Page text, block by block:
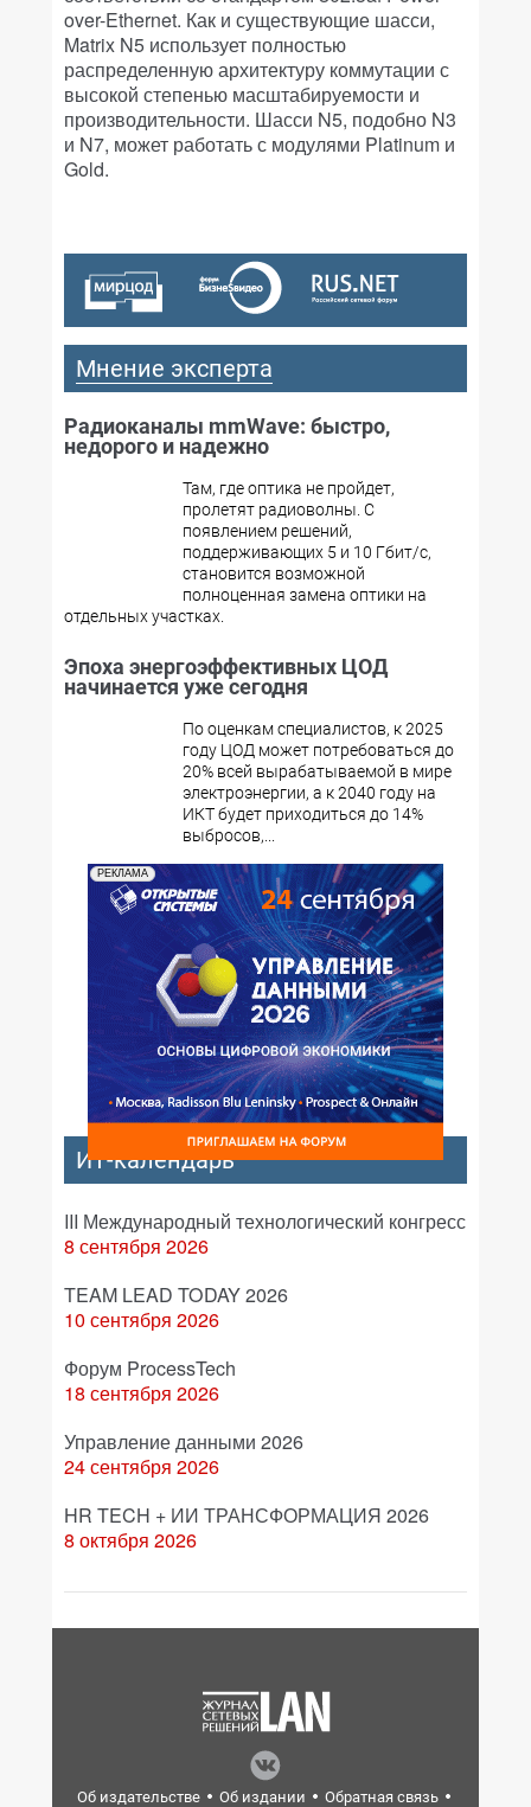
over-Ethernet. Как и существующие шасси,
Matrix N5 использует полностью
распределенную архитектуру коммутации с
высокой степенью масштабируемости и
производительности. Шасси N5, подобно N3
и N7, может работать с модулями Platinum и
Gold.
Мнение эксперта
Радиоканалы mmWave: быстро,
недорого и надежно
Там, где оптика не пройдет,
пролетят радиоволны. С
появлением решений,
поддерживающих 5 и 10 Гбит/с,
становится возможной
полноценная замена оптики на
отдельных участках.
Эпоха энергоэффективных ЦОД
начинается уже сегодня
По оценкам специалистов, к 2025
году ЦОД может потребоваться до
20% всей вырабатываемой в мире
электроэнергии, а к 2040 году на
ИКТ будет приходиться до 14%
выбросов,...
РЕКЛАМА
ИТ-календарь
III Международный технологический конгресс
8 сентября 2026
TEAM LEAD TODAY 2026
10 сентября 2026
Форум ProcessTech
18 сентября 2026
Управление данными 2026
24 сентября 2026
HR TECH + ИИ ТРАНСФОРМАЦИЯ 2026
8 октября 2026
Об издательстве Об издании
Обратная связь